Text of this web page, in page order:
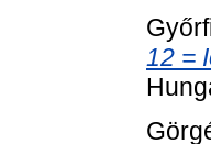
12 =